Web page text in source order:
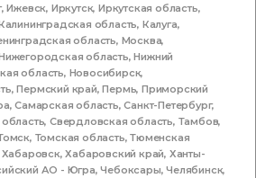
,Ижевск, Иркутск,Иркутская область,
область, Калуга,
область, Москва,
область,Нижний
область, Новосибирск,
,Пермский край,Пермь,Приморский
,Самарская область,Санкт-Петербург,
,Свердловская область, Тамбов,
, Томская область,Тюменская
Хабаровск,Хабаровский край, Ханты-
АО - Югра,Чебоксары,Челябинск,